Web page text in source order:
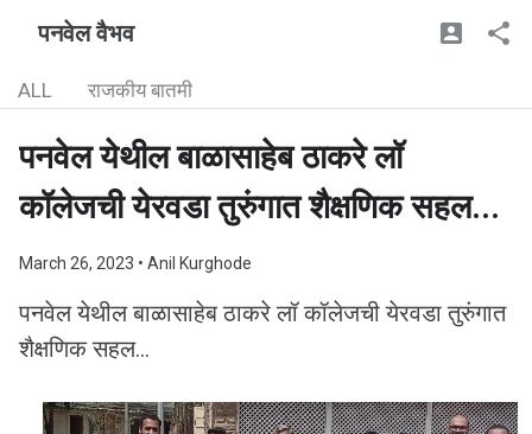
पनवेल वैभव
ALL राजकीय बातमी
पनवेल येथील बाळासाहेब ठाकरे लॉ
कॉलेजची येरवडा तुरुंगात शैक्षणिक सहल...
March 26, 2023 • Anil Kurghode
पनवेल येथील बाळासाहेब ठाकरे लॉ कॉलेजची येरवडा तुरुंगात
शैक्षणिक सहल...